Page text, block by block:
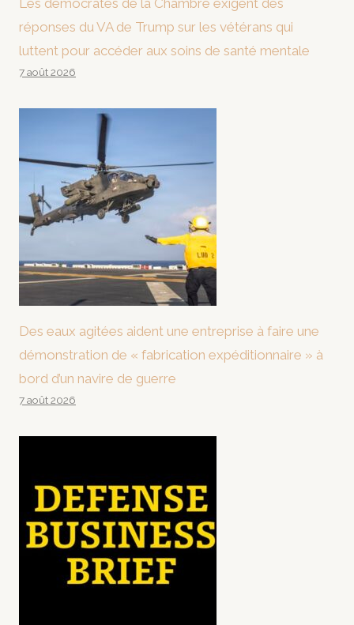
Les démocrates de la Chambre exigent des
réponses du VA de Trump sur les vétérans qui
luttent pour accéder aux soins de santé mentale
7 août 2026
Des eaux agitées aident une entreprise à faire une
démonstration de « fabrication expéditionnaire » à
bord d’un navire de guerre
7 août 2026